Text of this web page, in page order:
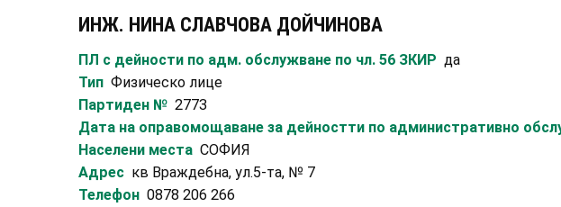
ИНЖ. НИНА СЛАВЧОВА ДОЙЧИНОВА
ПЛ с дейности по адм. обслужване по чл. 56 ЗКИР да
Тип Физическо лице
Партиден № 2773
Дата на оправомощаване за дейностти по административно
Населени места СОФИЯ
Адрес кв Враждебна, ул.5-та, № 7
Телефон 0878 206 266